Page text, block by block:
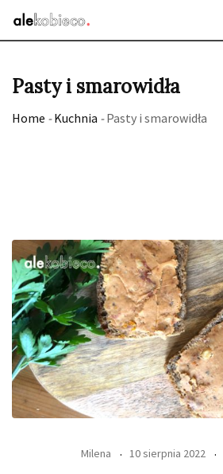
Pasty i smarowidła
Home -Kuchnia -Pasty i smarowidła
Milena 10 sierpnia 2022